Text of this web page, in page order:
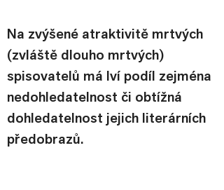
Na zvýšené atraktivitě mrtvých
(zvláště dlouho mrtvých)
spisovatelů má lví podíl zejména
nedohledatelnost či obtížná
dohledatelnost jejich literárních
předobrazů.